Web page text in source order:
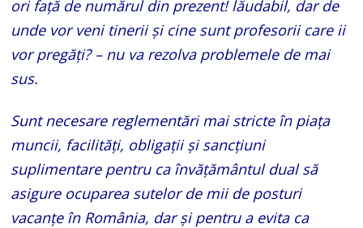
ori față de numărul din prezent! lăudabil, dar de
unde vor veni tinerii și cine sunt profesorii care ii
vor pregăți? – nu va rezolva problemele de mai
sus.
Sunt necesare reglementări mai stricte în piața
muncii, facilități, obligații și sancțiuni
suplimentare pentru ca învățământul dual să
asigure ocuparea sutelor de mii de posturi
vacanțe în România, dar și pentru a evita ca